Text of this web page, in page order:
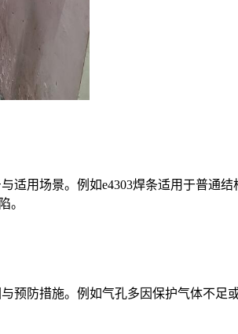
用场景。例如e4303焊条适用于普通结
。
预防措施。例如气孔多因保护气体不足